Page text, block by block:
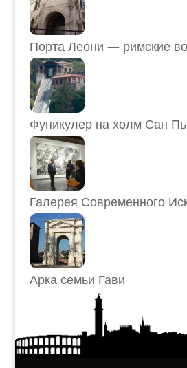
Порта Леони — римские
Фуникулер на холм Сан
Галерея Современного
Арка семьи Гави